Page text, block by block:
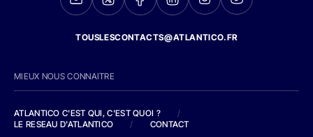
TOUSLESCONTACTS@ATLANTICO.FR
MIEUX NOUS CONNAITRE
ATLANTICO C'EST QUI, C'EST QUOI ?
/
LE RESEAU D'ATLANTICO
/ CONTACT